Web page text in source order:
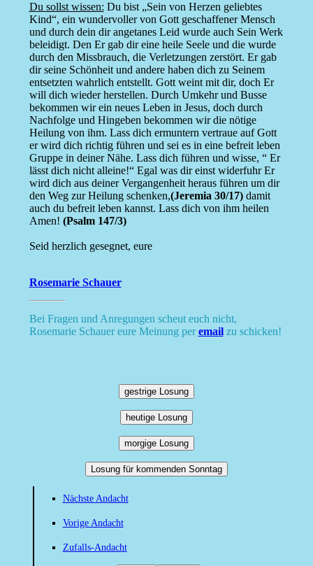
Du sollst wissen: Du bist „Sein von Herzen geliebtes
Kind“, ein wundervoller von Gott geschaffener Mensch
und durch dein dir angetanes Leid wurde auch Sein Werk
beleidigt. Den Er gab dir eine heile Seele und die wurde
durch den Missbrauch, die Verletzungen zerstört. Er gab
dir seine Schönheit und andere haben dich zu Seinem
entsetzten wahrlich entstellt. Gott weint mit dir, doch Er
will dich wieder herstellen. Durch Umkehr und Busse
bekommen wir ein neues Leben in Jesus, doch durch
Nachfolge und Hingeben bekommen wir die nötige
Heilung von ihm. Lass dich ermuntern vertraue auf Gott
er wird dich richtig führen und sei es in eine befreit leben
Gruppe in deiner Nähe. Lass dich führen und wisse, “ Er
lässt dich nicht alleine!“ Egal was dir einst widerfuhr Er
wird dich aus deiner Vergangenheit heraus führen um dir
den Weg zur Heilung schenken,(Jeremia 30/17)damit
auch du befreit leben kannst. Lass dich von ihm heilen
Amen! (Psalm 147/3)
Seid herzlich gesegnet, eure
Rosemarie Schauer
Bei Fragen und Anregungen scheut euch nicht,
Rosemarie Schauer eure Meinung peremailzu schicken!
gestrige Losung
heutige Losung
morgige Losung
Losung für kommenden Sonntag
Nächste Andacht
Vorige Andacht
Zufalls-Andacht